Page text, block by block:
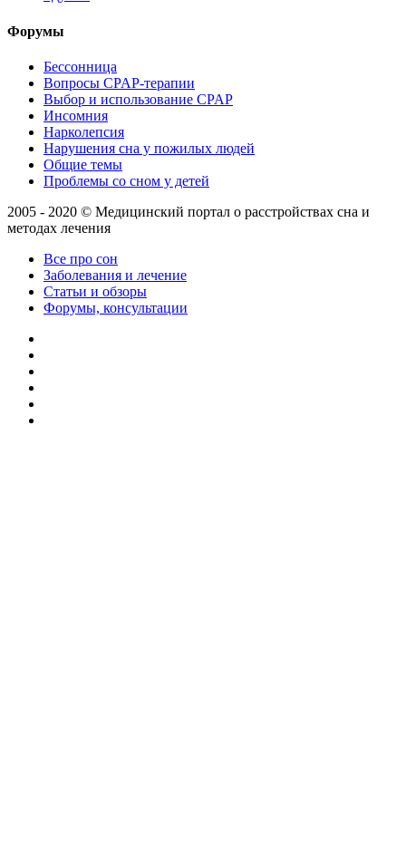
Форумы
Бессонница
Вопросы CPAP-терапии
Выбор и использование CPAP
Инсомния
Нарколепсия
Нарушения сна у пожилых людей
Общие темы
Проблемы со сном у детей
2005 - 2020 © Медицинский портал о расстройствах сна и
методах лечения
Все про сон
Заболевания и лечение
Статьи и обзоры
Форумы, консультации